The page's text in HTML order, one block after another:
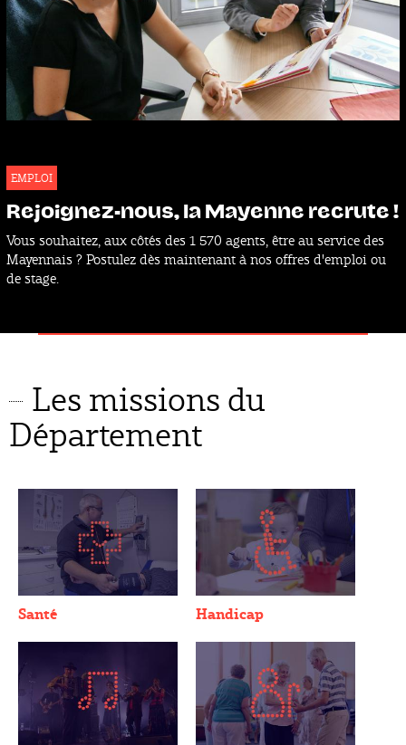
Rejoignez-nous, la Mayenne recrute !
EMPLOI
Vous souhaitez, aux côtés des 1 570 agents, être au service des
Mayennais ? Postulez dès maintenant à nos offres d'emploi ou
de stage.
Les missions du
Département
Santé Handicap